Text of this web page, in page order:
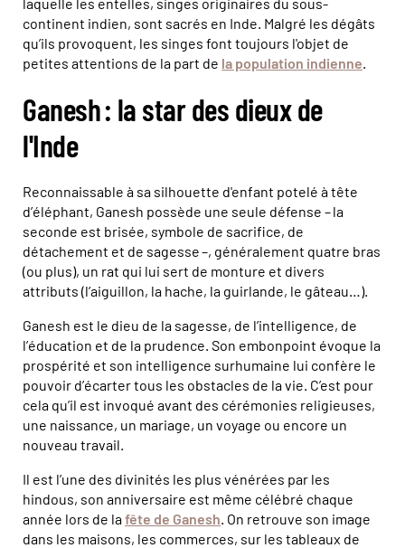
continent indien, sont sacrés en Inde. Malgré les dégâts
qu’ils provoquent, les singes font toujours l'objet de
petites attentions de la part de la population indienne.
Ganesh : la star des dieux de
l'Inde
Reconnaissable à sa silhouette d'enfant potelé à tête
d’éléphant, Ganesh possède une seule défense – la
seconde est brisée, symbole de sacrifice, de
détachement et de sagesse –, généralement quatre bras
(ou plus), un rat qui lui sert de monture et divers
attributs (l’aiguillon, la hache, la guirlande, le gâteau…).
Ganesh est le dieu de la sagesse, de l’intelligence, de
l’éducation et de la prudence. Son embonpoint évoque la
prospérité et son intelligence surhumaine lui confère le
pouvoir d’écarter tous les obstacles de la vie. C’est pour
cela qu’il est invoqué avant des cérémonies religieuses,
une naissance, un mariage, un voyage ou encore un
nouveau travail.
Il est l’une des divinités les plus vénérées par les
hindous, son anniversaire est même célébré chaque
année lors de lafête de Ganesh. On retrouve son image
dans les maisons, les commerces, sur les tableaux de